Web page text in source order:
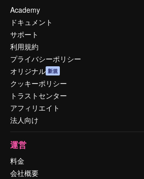
Academy
ドキュメント
サポート
利用規約
プライバシーポリシー
オリジナル 新規
クッキーポリシー
トラストセンター
アフィリエイト
法人向け
運営
料金
会社概要